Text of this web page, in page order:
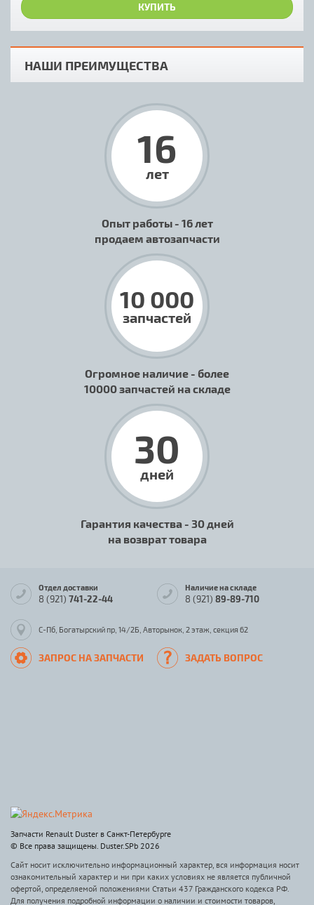
КУПИТЬ
НАШИ ПРЕИМУЩЕСТВА
16
лет
Опыт работы - 16 лет
продаем автозапчасти
10 000
запчастей
Огромное наличие - более
10000 запчастей на складе
30
дней
Гарантия качества - 30 дней
на возврат товара
Отдел доставки
8 (921) 741-22-44
Наличие на складе
8 (921) 89-89-710
С-Пб, Богатырский пр, 14/2Б, Авторынок, 2 этаж, секция 62
ЗАПРОС НА ЗАПЧАСТИ ЗАДАТЬ ВОПРОС
Запчасти Renault Duster в Санкт-Петербурге
© Все права защищены. Duster.SPb 2026
Сайт носит исключительно информационный характер, вся информация носит
ознакомительный характер и ни при каких условиях не является публичной
офертой, определяемой положениями Статьи 437 Гражданского кодекса РФ.
Для получения подробной информации о наличии и стоимости товаров,